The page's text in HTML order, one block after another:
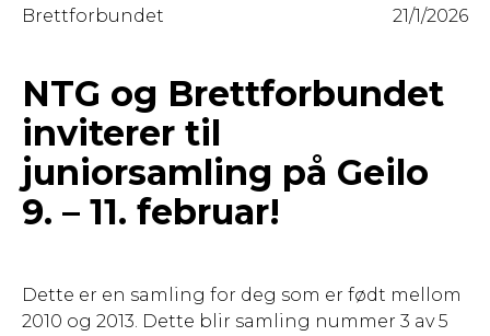
21/1/2026
Brettforbundet
NTG og Brettforbundet
inviterer til
juniorsamling på Geilo
9. – 11. februar!
Dette er en samling for deg som er født mellom
2010 og 2013. Dette blir samling nummer 3 av 5